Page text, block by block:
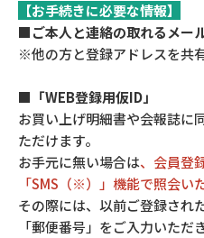
【お手続きに必要な情報】
■ご本人と連絡の取れるメー
※他の方と登録アドレスを共
■「WEB登録用仮ID」
お買い上げ明細書や会報誌に
ただけます。
お手元に無い場合は、会員登
「SMS（※）」機能で照会い
その際には、以前ご登録され
「郵便番号」をご入力いただ